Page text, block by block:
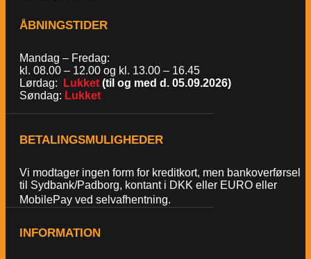
ÅBNINGSTIDER
Mandag – Fredag:
kl. 08.00 – 12.00 og kl. 13.00 – 16.45
Lørdag:
Lukket (til og med d. 05.09.2026)
Søndag: Lukket
BETALINGSMULIGHEDER
Vi modtager ingen form for kreditkort, men bankoverførsel
til Sydbank/Padborg, kontant i DKK eller EURO eller
MobilePay ved selvafhentning.
INFORMATION